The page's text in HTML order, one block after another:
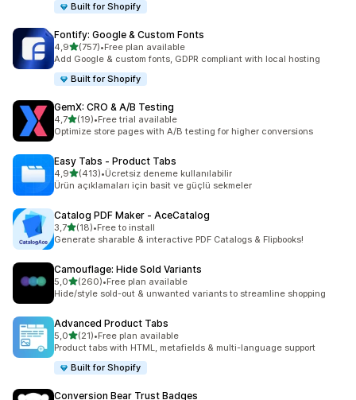
Built for Shopify
Fontify: Google & Custom Fonts
4,95 yıldız üzerinden
(757)
toplam 757 değerlendirme
•Free plan available
Add Google & custom fonts, GDPR compliant with local hosting
Built for Shopify
GemX: CRO & A/B Testing
4,75 yıldız üzerinden
(19)
toplam 19 değerlendirme
•Free trial available
Optimize store pages with A/B testing for higher conversions
Easy Tabs ‑ Product Tabs
4,95 yıldız üzerinden
(413)
toplam 413 değerlendirme
•Ücretsiz deneme kullanılabilir
Ürün açıklamaları için basit ve güçlü sekmeler
Catalog PDF Maker ‑ AceCatalog
3,75 yıldız üzerinden
(18)
toplam 18 değerlendirme
•Free to install
Generate sharable & interactive PDF Catalogs & Flipbooks!
Camouflage: Hide Sold Variants
5,05 yıldız üzerinden
(260)
toplam 260 değerlendirme
•Free plan available
Hide/style sold-out & unwanted variants to streamline shopping
Advanced Product Tabs
5,05 yıldız üzerinden
(21)
toplam 21 değerlendirme
•Free plan available
Product tabs with HTML, metafields & multi-language support
Built for Shopify
Conversion Bear Trust Badges